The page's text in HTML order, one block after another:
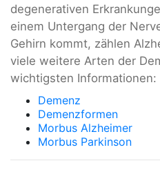
degenerativen
einem Untergang der
Gehirn kommt, zählen
viele weitere Arten der
wichtigsten Informationen:
Demenz
Demenzformen
Morbus Alzheimer
Morbus Parkinson